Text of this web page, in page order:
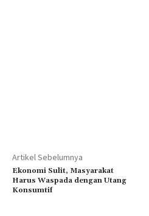
Artikel Sebelumnya
Ekonomi Sulit, Masyarakat
Harus Waspada dengan Utang
Konsumtif